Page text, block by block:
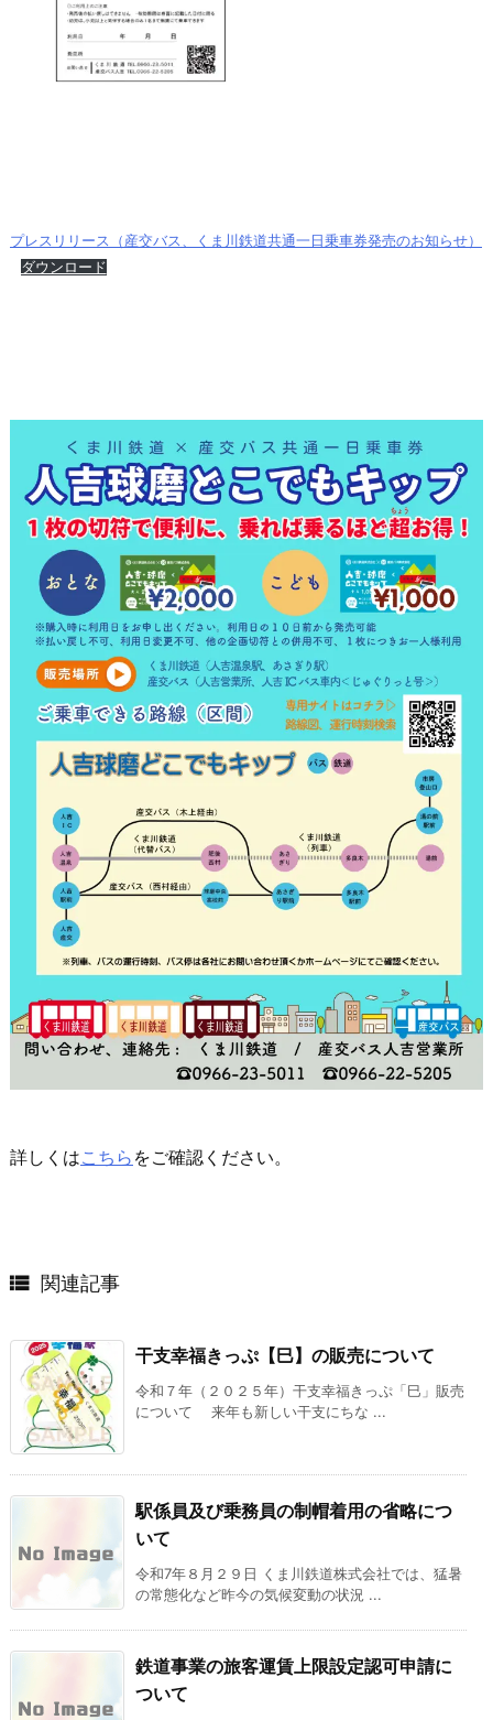
プレスリリース（産交バス、くま川鉄道共通一日乗車券発売のお知らせ）
ダウンロード
詳しくはこちら をご確認ください。
 関連記事
干支幸福きっぷ【巳】の販売について
令和７年（２０２５年）干支幸福きっぷ「巳」販売
について 来年も新しい干支にちな ...
駅係員及び乗務員の制帽着用の省略につ
いて
令和7年８月２９日 くま川鉄道株式会社では、猛暑
の常態化など昨今の気候変動の状況 ...
鉄道事業の旅客運賃上限設定認可申請に
ついて